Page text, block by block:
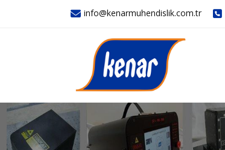
info@kenarmuhendislik.com.tr